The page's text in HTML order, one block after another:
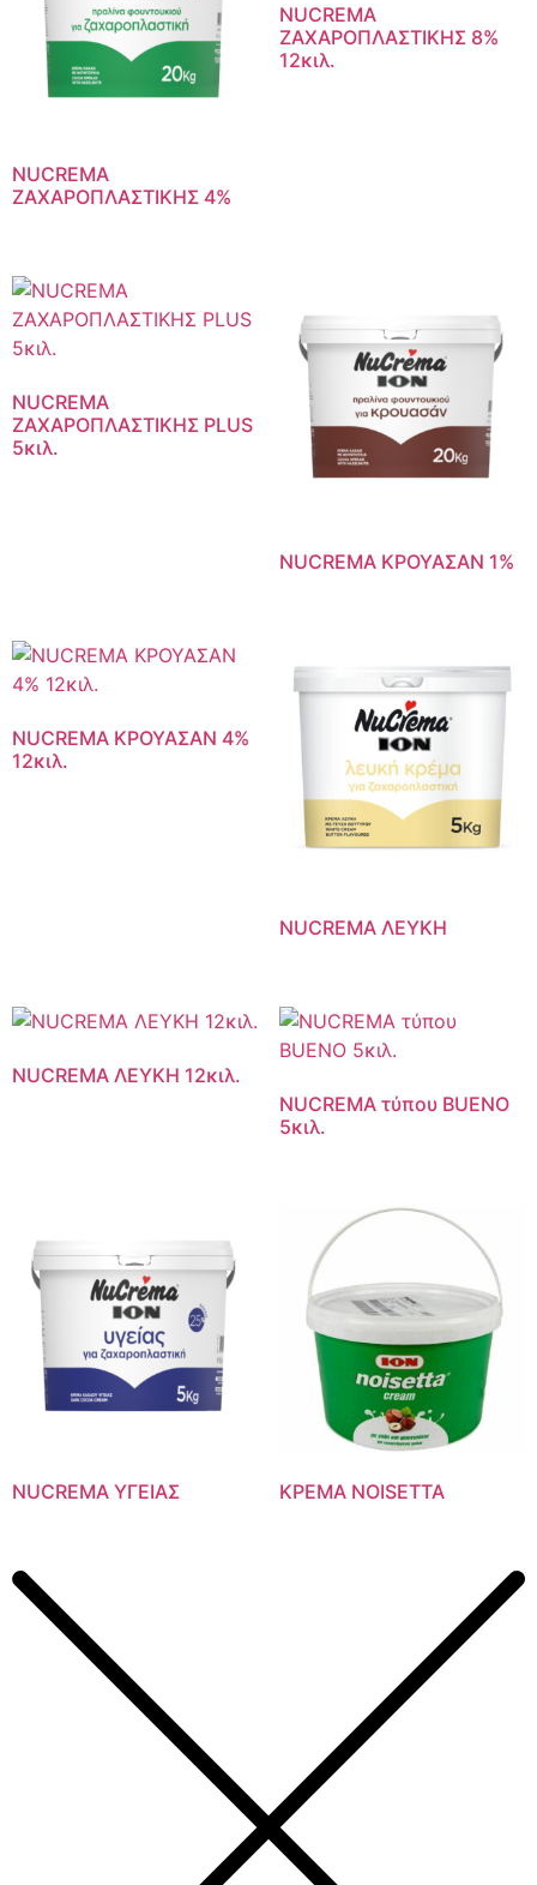
NUCREMA
ΖΑΧΑΡΟΠΛΑΣΤΙΚΗΣ 4%
NUCREMA
ΖΑΧΑΡΟΠΛΑΣΤΙΚΗΣ 8%
12κιλ.
NUCREMA
ΖΑΧΑΡΟΠΛΑΣΤΙΚΗΣ PLUS
5κιλ.
NUCREMA ΚΡΟΥΑΣΑΝ 1%
NUCREMA ΚΡΟΥΑΣΑΝ 4%
12κιλ.
NUCREMA ΛΕΥΚΗ
NUCREMA ΛΕΥΚΗ 12κιλ.
NUCREMA τύπου BUENO
5κιλ.
NUCREMA ΥΓΕΙΑΣ ΚΡΕΜΑ NOISETTA